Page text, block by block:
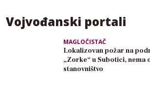
Vojvođanski portali
MAGLOČISTAČ
Lokalizovan požar na
„Zorke“ u Subotici, nema
stanovništvo